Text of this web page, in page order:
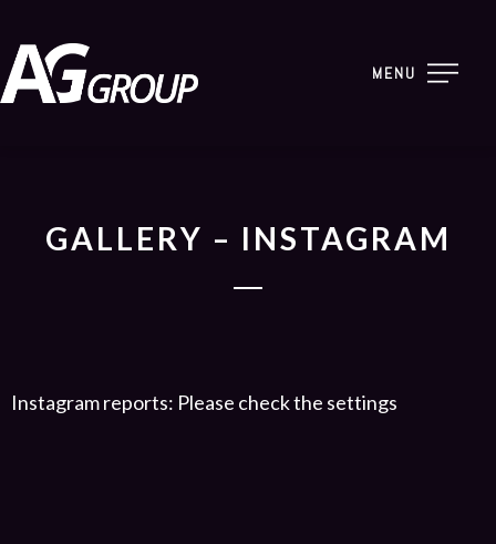
MENU
GALLERY – INSTAGRAM
Instagram reports: Please check the settings